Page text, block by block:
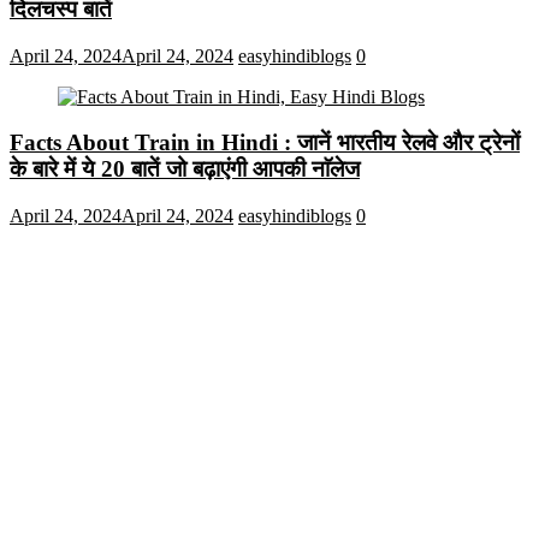
दिलचस्प बातें
April 24, 2024April 24, 2024 easyhindiblogs 0
Facts About Train in Hindi : जानें भारतीय रेलवे और ट्रेनों
के बारे में ये 20 बातें जो बढ़ाएंगी आपकी नाॅलेज
April 24, 2024April 24, 2024 easyhindiblogs 0